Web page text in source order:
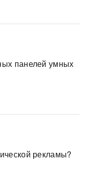
панелей умных
рекламы?